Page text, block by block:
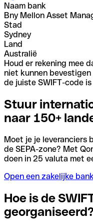
Naam bank
Bny Mellon Asset
Stad
Sydney
Land
Australië
Houd er rekening mee
niet kunnen
de juiste SWIFT-code
Stuur
naar 150+
Moet je je leveranciers
de SEPA-zone? Met
doen in 25 valuta met
Open een zakelijke
Hoe is de